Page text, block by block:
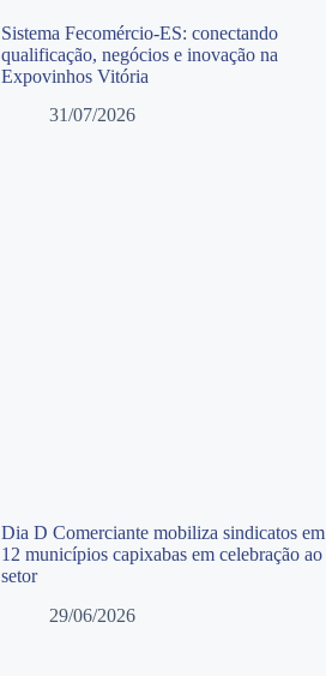
Sistema Fecomércio-ES: conectando
qualificação, negócios e inovação na
Expovinhos Vitória
31/07/2026
Dia D Comerciante mobiliza sindicatos em
12 municípios capixabas em celebração ao
setor
29/06/2026